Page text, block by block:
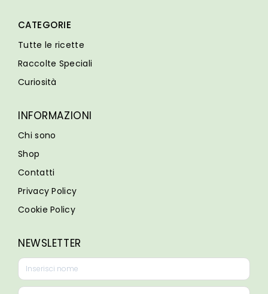
CATEGORIE
Tutte le ricette
Raccolte Speciali
Curiosità
INFORMAZIONI
Chi sono
Shop
Contatti
Privacy Policy
Cookie Policy
NEWSLETTER